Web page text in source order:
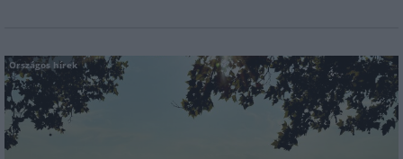
Országos hírek